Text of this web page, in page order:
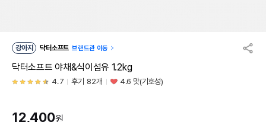
강아지 닥터소프트 브랜드관 이동
닥터소프트 야채&식이섬유 1.2kg
4.7 후기 82개 4.6 맛(기호성)
12,400원